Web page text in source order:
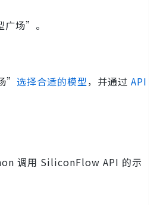
场”。
” 选择合适的模型，并通过 API
调用 SiliconFlow API 的示